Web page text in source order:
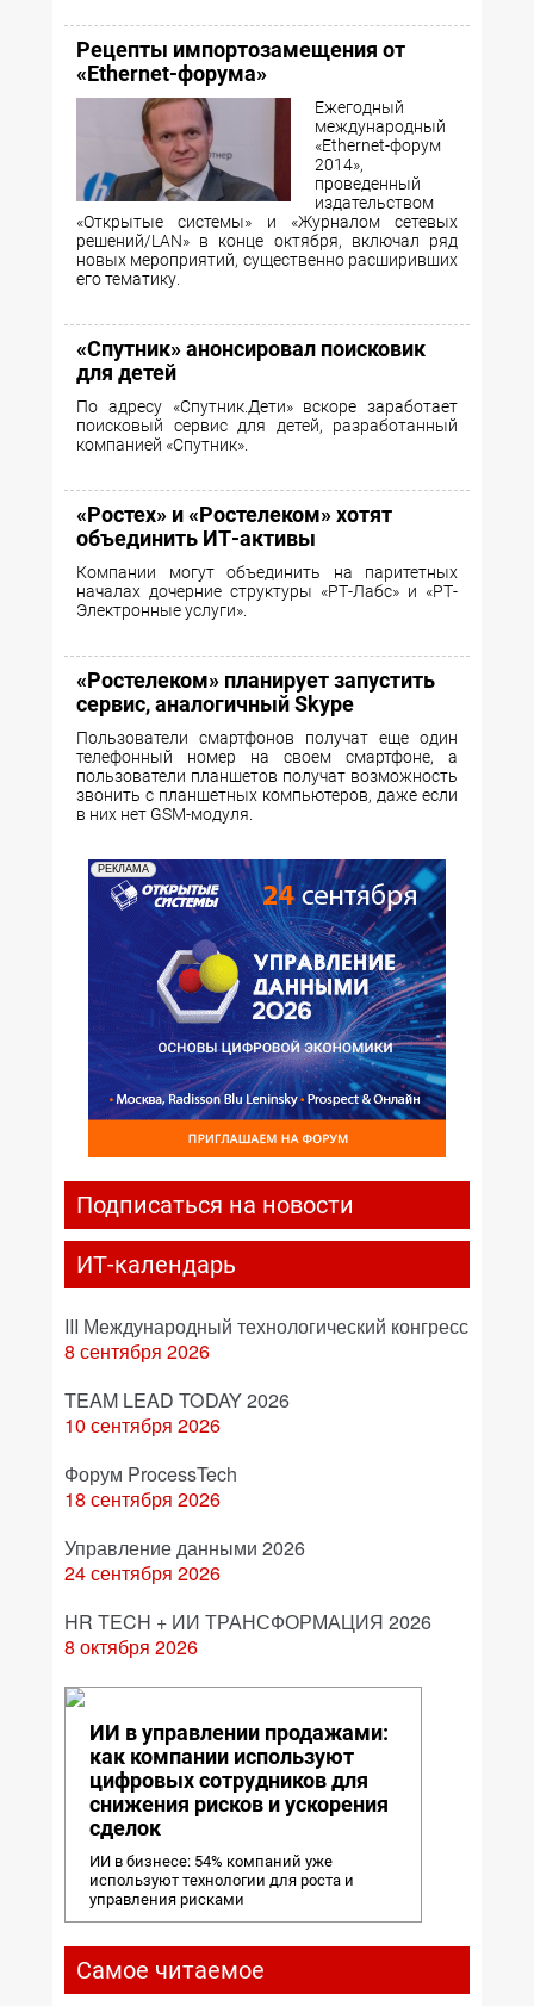
Рецепты импортозамещения от
«Ethernet-форума»
Ежегодный
международный
«Ethernet-форум
2014»,
проведенный
издательством
«Открытые системы» и «Журналом сетевых
решений/LAN» в конце октября, включал ряд
новых мероприятий, существенно расширивших
его тематику.
«Спутник» анонсировал поисковик
для детей
По адресу «Спутник.Дети» вскоре заработает
поисковый сервис для детей, разработанный
компанией «Спутник».
«Ростех» и «Ростелеком» хотят
объединить ИТ-активы
Компании могут объединить на паритетных
началах дочерние структуры «РТ-Лабс» и «РТ-
Электронные услуги».
«Ростелеком» планирует запустить
сервис, аналогичный Skype
Пользователи смартфонов получат еще один
телефонный номер на своем смартфоне, а
пользователи планшетов получат возможность
звонить с планшетных компьютеров, даже если
в них нет GSM-модуля.
РЕКЛАМА
Подписаться на новости
ИТ-календарь
III Международный технологический конгресс
8 сентября 2026
TEAM LEAD TODAY 2026
10 сентября 2026
Форум ProcessTech
18 сентября 2026
Управление данными 2026
24 сентября 2026
HR TECH + ИИ ТРАНСФОРМАЦИЯ 2026
8 октября 2026
ИИ в управлении продажами:
как компании используют
цифровых сотрудников для
снижения рисков и ускорения
сделок
ИИ в бизнесе: 54% компаний уже
используют технологии для роста и
управления рисками
Самое читаемое